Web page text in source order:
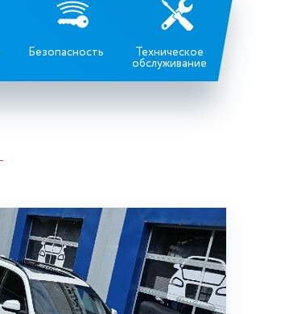
Безопасность Техническое
обслуживание